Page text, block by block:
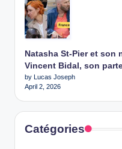
Natasha St-Pier et son
Vincent Bidal, son
by Lucas Joseph
April 2, 2026
Catégories